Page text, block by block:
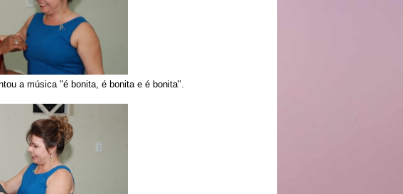
a música "é bonita, é bonita e é bonita".